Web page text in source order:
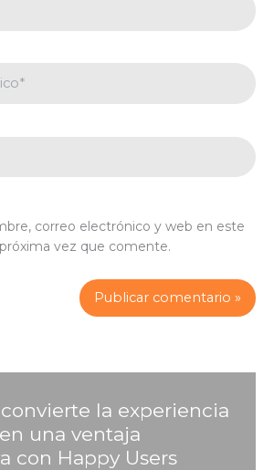
correo electrónico y web en este
vez que comente.
convierte la experiencia
una ventaja
con Happy Users